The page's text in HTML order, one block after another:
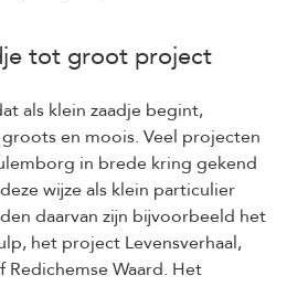
tot groot project
als klein zaadje begint,
en moois. Veel projecten
in brede kring gekend
wijze als klein particulier
daarvan zijn bijvoorbeeld het
het project Levensverhaal,
Waard. Het